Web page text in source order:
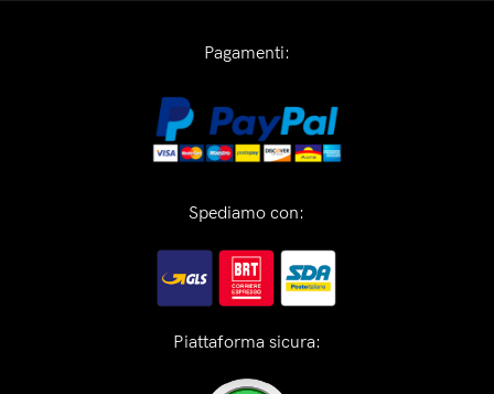
Pagamenti:
Spediamo con:
Piattaforma sicura: